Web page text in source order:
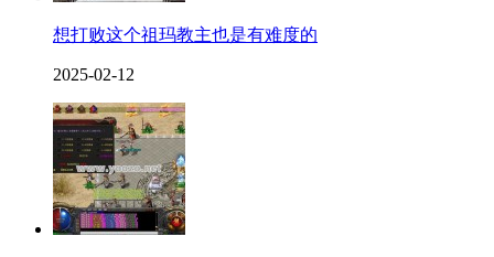
想打败这个祖玛教主也是有难度的
2025-02-12